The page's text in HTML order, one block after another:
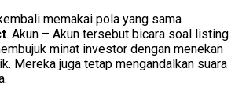
memakai pola yang sama
. Akun – Akun tersebut bicara soal listing
minat investor dengan menekan
Mereka juga tetap mengandalkan suara